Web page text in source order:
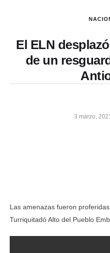
El ELN
de un
3 marzo,
Las amenazas fueron
Turriquitadó Alto del Pueblo